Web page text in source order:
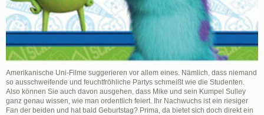
Amerikanische Uni-Filme suggerieren vor allem eines. Nämlich, dass niemand
so ausschweifende und feuchtfröhliche Partys schmeißt wie die Studenten.
Also können Sie auch davon ausgehen, dass Mike und sein Kumpel Sulley
ganz genau wissen, wie man ordentlich feiert. Ihr Nachwuchs ist ein riesiger
Fan der beiden und hat bald Geburtstag? Prima, da bietet sich doch direkt ein